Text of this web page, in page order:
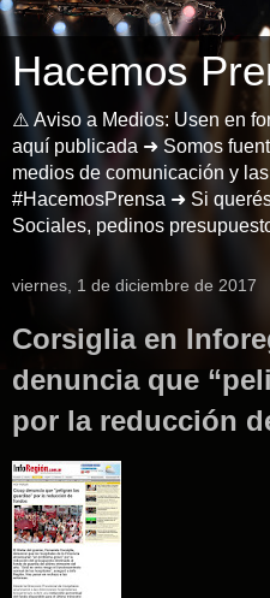
Hacemos
⚠️ Aviso a Medios: Usen en
aquí publicada ➜ Somos
medios de comunicación y
#HacemosPrensa ➜ Si
Sociales, pedinos
viernes, 1 de diciembre de 2017
Corsiglia en
denuncia que
por la reducción